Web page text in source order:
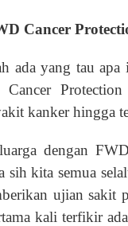
Cancer
ada yang tau
Protection
kanker hingga
dengan
kita semua
ujian sakit
kali terfikir